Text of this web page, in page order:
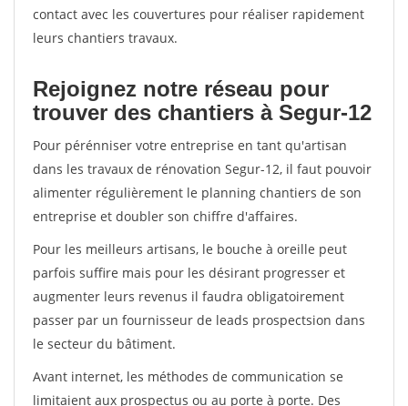
contact avec les couvertures pour réaliser rapidement
leurs chantiers travaux.
Rejoignez notre réseau pour
trouver des chantiers à Segur-12
Pour pérénniser votre entreprise en tant qu'artisan
dans les travaux de rénovation Segur-12, il faut pouvoir
alimenter régulièrement le planning chantiers de son
entreprise et doubler son chiffre d'affaires.
Pour les meilleurs artisans, le bouche à oreille peut
parfois suffire mais pour les désirant progresser et
augmenter leurs revenus il faudra obligatoirement
passer par un fournisseur de leads prospectsion dans
le secteur du bâtiment.
Avant internet, les méthodes de communication se
limitaient aux prospectus ou au porte à porte. Des